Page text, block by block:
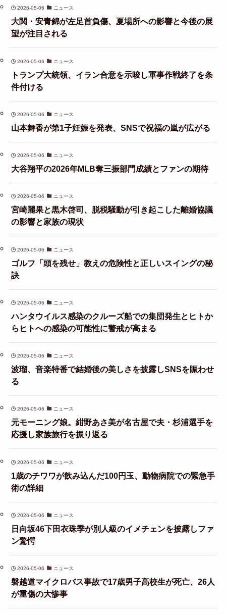
2026-05-06 ニュース
大関・安青錦が左足首負傷、夏場所への影響と今後の展
望が注目される
2026-05-06 ニュース
トランプ大統領、イラン合意を示唆し軍事作戦終了を条
件付ける
2026-05-06 ニュース
山本舞香が第1子妊娠を発表、SNSで祝福の嵐が広がる
2026-05-06 ニュース
大谷翔平の2026年MLB奪三振部門成績とファンの期待
2026-05-06 ニュース
宮崎麗果と黒木啓司、脱税騒動が引き起こした離婚協議
の影響と家族の現状
2026-05-06 ニュース
ゴルフ「頭を残せ」教えの危険性と正しいスイングの秘
訣
2026-05-06 ニュース
ハンタウイルス感染のクルーズ船での集団発生とヒトか
らヒトへの感染の可能性に警戒が高まる
2026-05-06 ニュース
波瑠、音楽特番で結婚後の美しさを披露しSNSを賑わせ
る
2026-05-06 ニュース
元モーニング娘。紺野あさ美が名古屋で夫・杉浦選手を
応援し家族旅行を振り返る
2026-05-06 ニュース
1歳のチワワが飲み込んだ100円玉、動物病院での緊急手
術の詳細
2026-05-06 ニュース
日向坂46下田衣珠季が別人級のイメチェンを披露しファ
ン驚愕
2026-05-06 ニュース
磐越道マイクロバス事故で17歳男子高校生が死亡、26人
が重傷の大惨事